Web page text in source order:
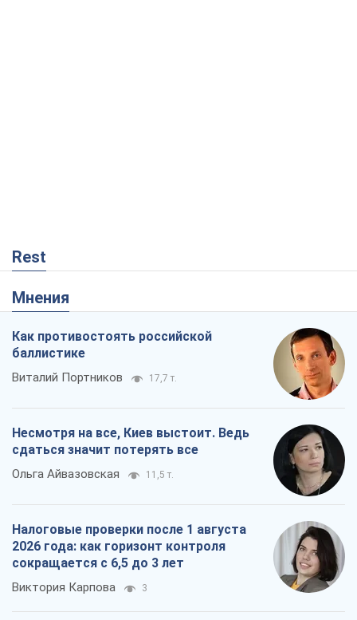
Rest
Мнения
Как противостоять российской
баллистике
Виталий Портников 17,7 т.
Несмотря на все, Киев выстоит. Ведь
сдаться значит потерять все
Ольга Айвазовская 11,5 т.
Налоговые проверки после 1 августа
2026 года: как горизонт контроля
сокращается с 6,5 до 3 лет
Виктория Карпова 3